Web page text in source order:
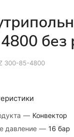
без
300-85-4800
— Конвектор
давление — 16 бар